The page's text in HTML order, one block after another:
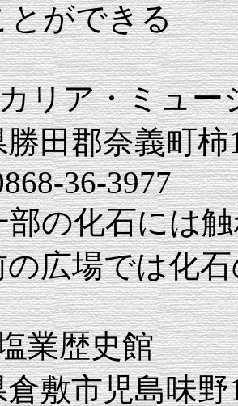
とができる
リア・ミュー
田郡奈義町柿
36-3977
の化石には触
広場では化石
業歴史館
敷市児島味野